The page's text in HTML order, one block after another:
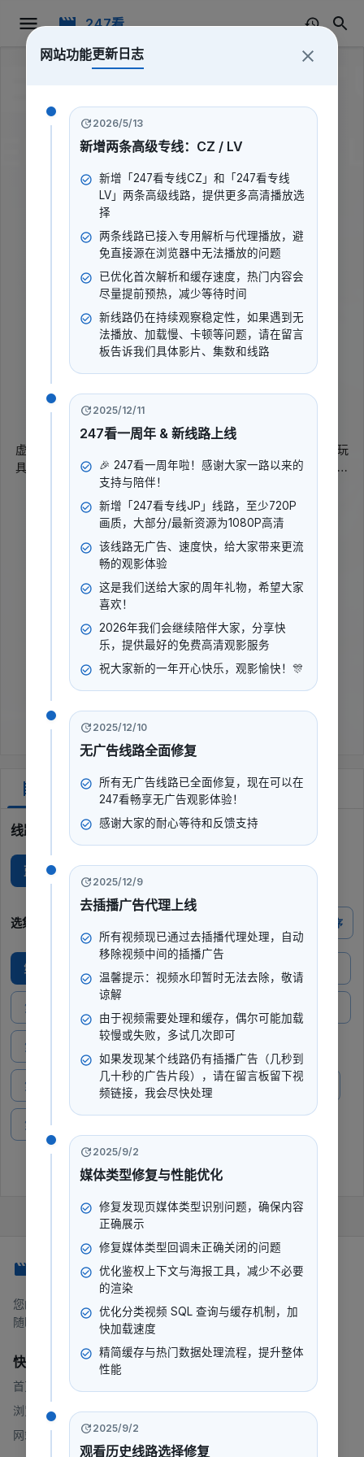
247看
边境安全:美国前线
暂无评分 2016
虚伪的游客来这里工作，好战的游客走私违禁品，装满海洛因的玩
具，伪装成手机的武器：所有这些都只是加拿大边境服务局办公室
的又一天。
导演:
暂无数据
演员 :
立即播放
线路选择
蓝光D
选集 倒序
第01集
第06集
第11集
第16集 第17集 第18集 第19集 第20集
第21集
展开全部 28 集
您的一站式流媒体平台，提供电影、电视剧、动漫等内容。
随时随地，想看就看。
快速链接
首页
浏览
网站地图
网站功能更新日志
2026/5/13
新增两条高级专线：CZ / LV
新增「247看专线CZ」和「247看专线
LV」两条高级线路，提供更多高清播放选
择
两条线路已接入专用解析与代理播放，避
免直接源在浏览器中无法播放的问题
已优化首次解析和缓存速度，热门内容会
尽量提前预热，减少等待时间
新线路仍在持续观察稳定性，如果遇到无
法播放、加载慢、卡顿等问题，请在留言
板告诉我们具体影片、集数和线路
2025/12/11
247看一周年 & 新线路上线
🎉 247看一周年啦！感谢大家一路以来的
支持与陪伴！
新增「247看专线JP」线路，至少720P
画质，大部分/最新资源为1080P高清
该线路无广告、速度快，给大家带来更流
畅的观影体验
这是我们送给大家的周年礼物，希望大家
喜欢！
2026年我们会继续陪伴大家，分享快
乐，提供最好的免费高清观影服务
祝大家新的一年开心快乐，观影愉快！🎊
2025/12/10
无广告线路全面修复
所有无广告线路已全面修复，现在可以在
247看畅享无广告观影体验！
感谢大家的耐心等待和反馈支持
2025/12/9
去插播广告代理上线
所有视频现已通过去插播代理处理，自动
移除视频中间的插播广告
温馨提示：视频水印暂时无法去除，敬请
谅解
由于视频需要处理和缓存，偶尔可能加载
较慢或失败，多试几次即可
如果发现某个线路仍有插播广告（几秒到
几十秒的广告片段），请在留言板留下视
频链接，我会尽快处理
2025/9/2
媒体类型修复与性能优化
修复发现页媒体类型识别问题，确保内容
正确展示
修复媒体类型回调未正确关闭的问题
优化鉴权上下文与海报工具，减少不必要
的渲染
优化分类视频 SQL 查询与缓存机制，加
快加载速度
精简缓存与热门数据处理流程，提升整体
性能
2025/9/2
观看历史线路选择修复